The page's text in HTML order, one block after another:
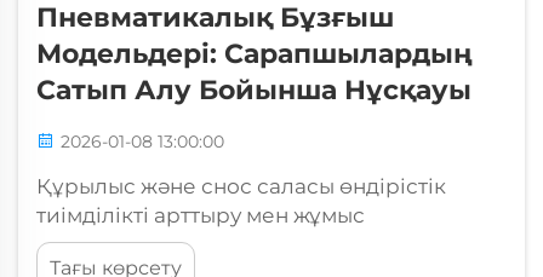
Пневматикалық Бұзғыш
Модельдері: Сарапшылардың
Сатып Алу Бойынша Нұсқауы
2026-01-08 13:00:00
Құрылыс және снос саласы өндірістік
тиімділікті арттыру мен жұмыс
шығындарын азайту үшін әзірленген
Тағы көрсету